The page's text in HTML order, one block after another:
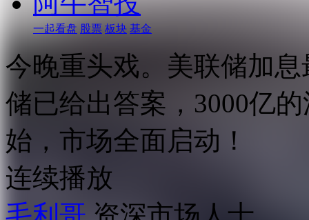
一起看盘 股票 板块 基金
今晚重头戏。美联储加
储已给出答案，3000亿
始，市场全面启动！
连续播放